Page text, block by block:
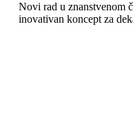
Novi rad u znanstvenom
inovativan koncept za